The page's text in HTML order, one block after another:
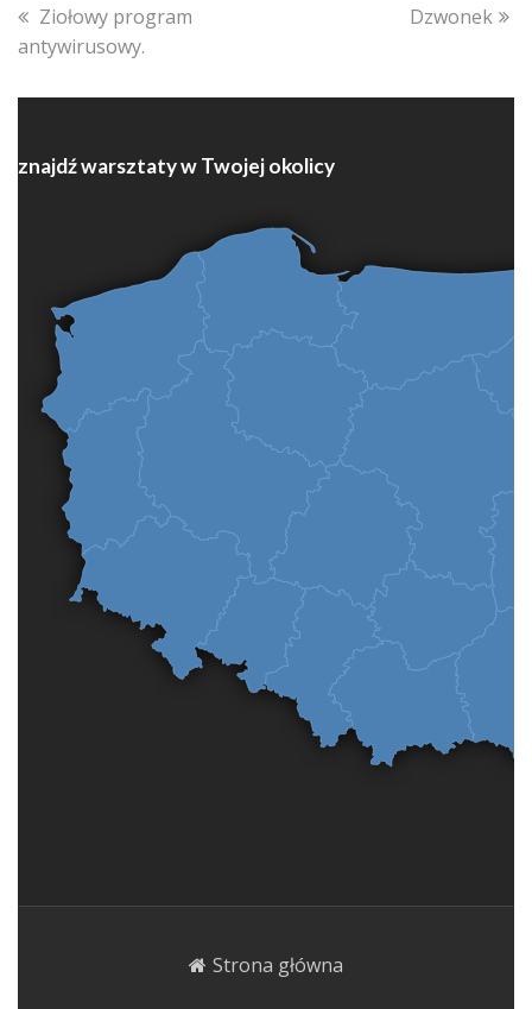
previous
post:
Ziołowy program
antywirusowy.
next
Dzwonek
znajdź warsztaty w Twojej okolicy
Strona główna